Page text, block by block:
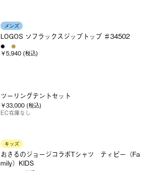
メンズ
LOGOS ソフラックスジップトップ ♯34502
￥5,940 (税込)
ツーリングテントセット
￥33,000 (税込)
EC在庫なし
キッズ
おさるのジョージコラボTシャツ ティピー（Fa
mily）KIDS